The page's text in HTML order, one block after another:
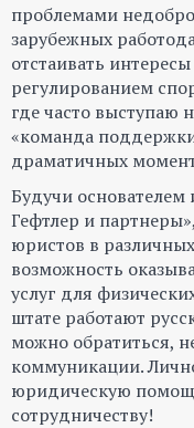
проблемами
зарубежных
отстаивать
регулированием
где часто выступаю
«команда
драматичных
Будучи
Гефтлер и
юристов в
возможность
услуг для
штате работают
можно обратиться,
коммуникации.
юридическую
сотрудничеству!